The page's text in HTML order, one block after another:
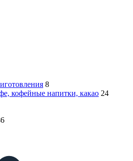
8
кофейные напитки, какао 24